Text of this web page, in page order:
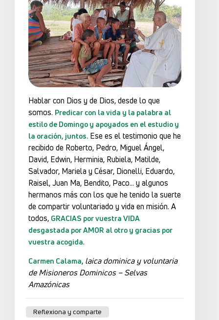
Hablar con Dios y de Dios, desde lo que
somos. Predicar con la vida y la palabra al
estilo de Domingo y apoyados en el estudio y
la oración, juntos. Ese es el testimonio que he
recibido de Roberto, Pedro, Miguel Ángel,
David, Edwin, Herminia, Rubiela, Matilde,
Salvador, Mariela y César, Dionelli, Eduardo,
Raisel, Juan Ma, Bendito, Paco… y algunos
hermanos más con los que he tenido la suerte
de compartir voluntariado y vida en misión. A
todos, GRACIAS por vuestra VIDA
desgastada por AMOR al otro y gracias por
vuestra acogida.
Carmen Calama, laica dominica y voluntaria
de Misioneros Dominicos – Selvas
Amazónicas
Reflexiona y comparte